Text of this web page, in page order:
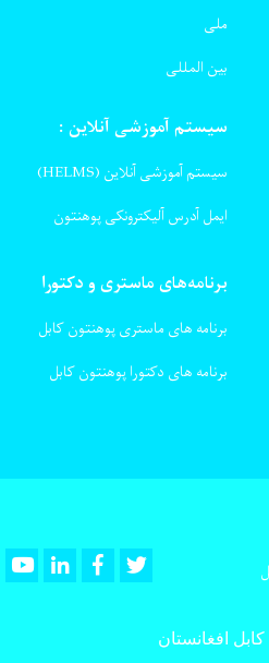
ملی
بین المللی
سیستم آموزشی آنلاین :
سیستم آموزشی آنلاین (HELMS)
ایمل آدرس آلیکترونکی پوهنتون
برنامه‌های ماستری و دکتورا
برنامه های ماستری پوهنتون کابل
برنامه های دکتورا پوهنتون کابل
YoutubeLinkedInFacebook
افغانستان